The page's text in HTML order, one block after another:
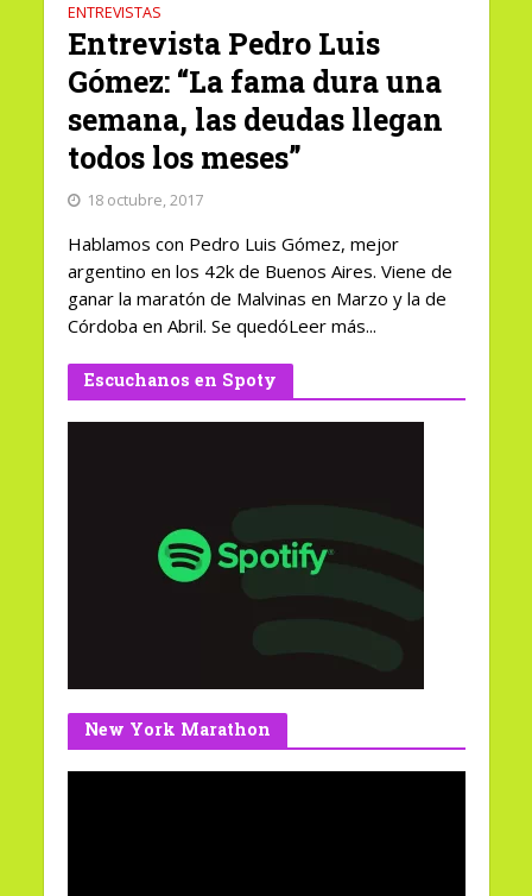
ENTREVISTAS
Entrevista Pedro Luis
Gómez: “La fama dura una
semana, las deudas llegan
todos los meses”
18 octubre, 2017
Hablamos con Pedro Luis Gómez, mejor
argentino en los 42k de Buenos Aires. Viene de
ganar la maratón de Malvinas en Marzo y la de
Córdoba en Abril. Se quedóLeer más...
Escuchanos en Spoty
New York Marathon